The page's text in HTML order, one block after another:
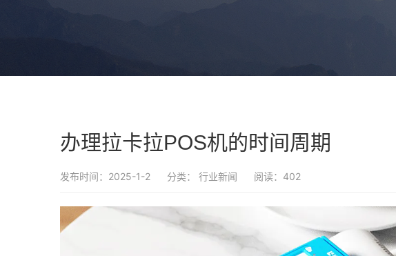
办理拉卡拉POS机的时间周期
发布时间：2025-1-2 分类： 行业新闻 阅读：402